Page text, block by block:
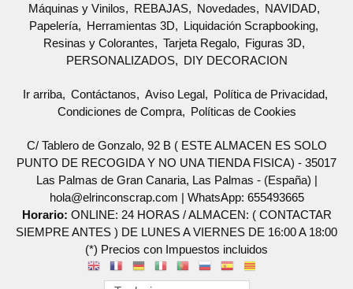
Máquinas y Vinilos
REBAJAS Novedades
NAVIDAD
Papelería
Herramientas 3D
Liquidación Scrapbooking
Resinas y Colorantes
Tarjeta Regalo
Figuras 3D
PERSONALIZADOS
DIY DECORACION
Ir arriba Contáctanos Aviso Legal
Política de Privacidad
Condiciones de Compra
Políticas de Cookies
C/ Tablero de Gonzalo, 92 B ( ESTE ALMACEN ES SOLO
PUNTO DE RECOGIDA Y NO UNA TIENDA FISICA) - 35017
Las Palmas de Gran Canaria, Las Palmas - (España) |
hola@elrinconscrap.com | WhatsApp: 655493665
Horario: ONLINE: 24 HORAS / ALMACEN: ( CONTACTAR
SIEMPRE ANTES ) DE LUNES A VIERNES DE 16:00 A 18:00
(*) Precios con Impuestos incluidos